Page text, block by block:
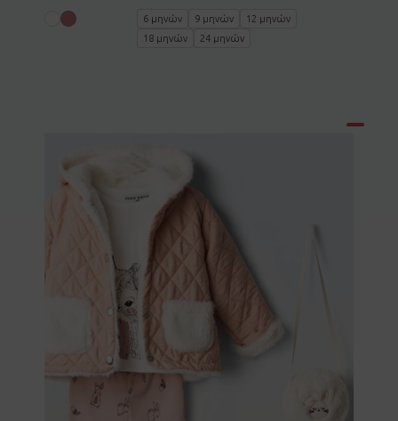
6 μηνών 9 μηνών
12 μηνών
18 μηνών
24 μηνών